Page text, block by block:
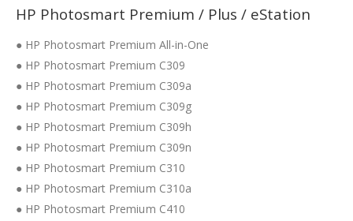
HP Photosmart Premium / Plus / eStation
● HP Photosmart Premium All-in-One
● HP Photosmart Premium C309
● HP Photosmart Premium C309a
● HP Photosmart Premium C309g
● HP Photosmart Premium C309h
● HP Photosmart Premium C309n
● HP Photosmart Premium C310
● HP Photosmart Premium C310a
● HP Photosmart Premium C410